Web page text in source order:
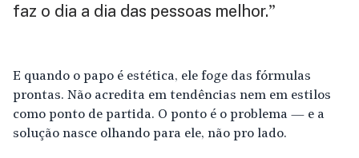
faz o dia a dia das pessoas melhor.”
E quando o papo é estética, ele foge das fórmulas
prontas. Não acredita em tendências nem em estilos
como ponto de partida. O ponto é o problema — e a
solução nasce olhando para ele, não pro lado.